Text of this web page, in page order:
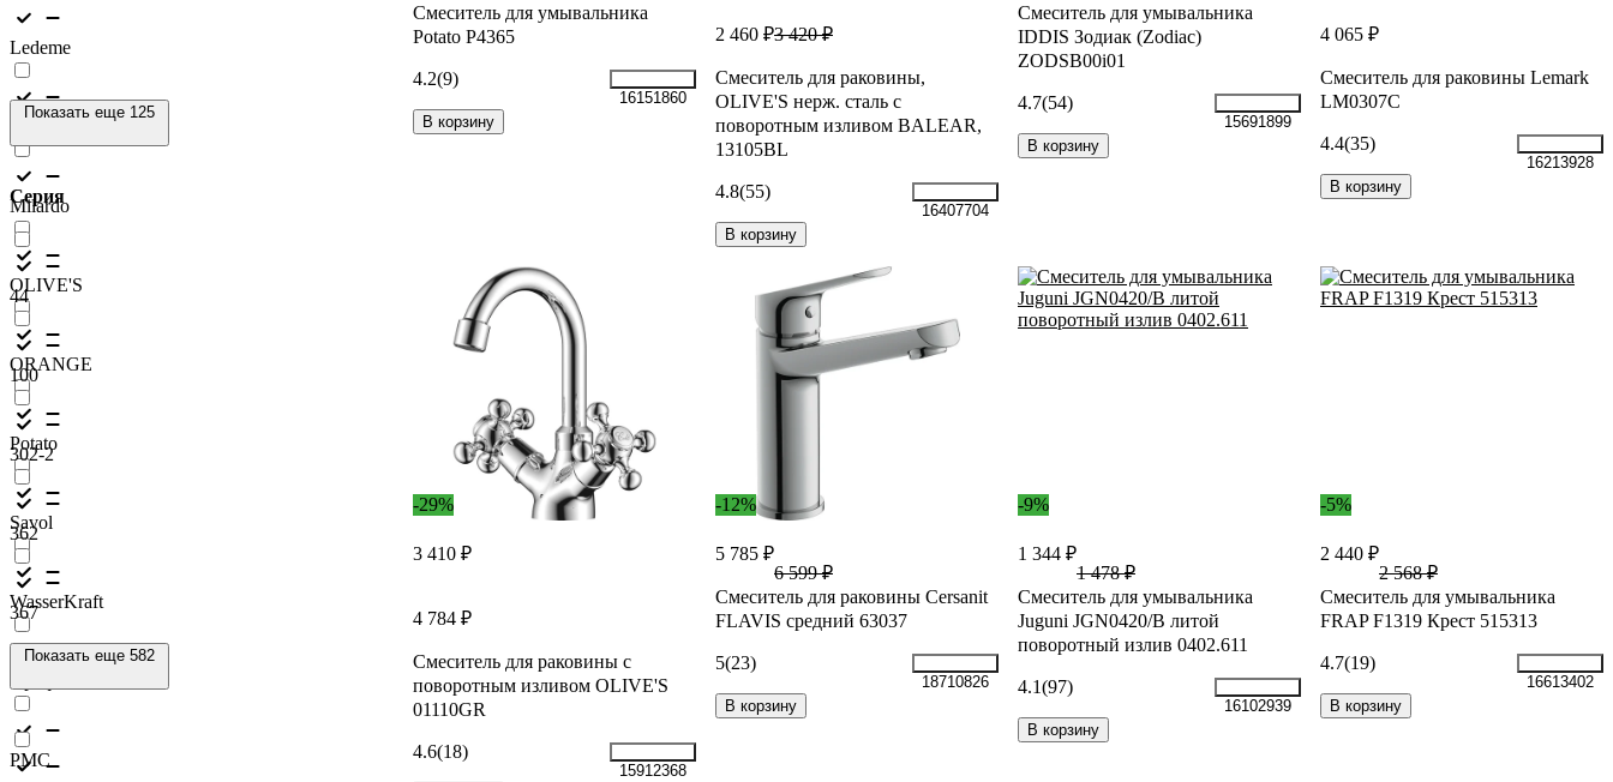
Ledeme
Milardo
OLIVE'S
ORANGE
Potato
Savol
WasserKraft
РМС
Показать еще 125
Серия
44
100
302-2
362
367
Показать еще 582
Смеситель для умывальника
Potato P4365
4.2(9)
16151860
В корзину
2 460 ₽3 420 ₽
Смеситель для раковины,
OLIVE'S нерж. сталь с
поворотным изливом BALEAR,
13105BL
4.8(55)
16407704
В корзину
Смеситель для умывальника
IDDIS Зодиак (Zodiac)
ZODSB00i01
4.7(54)
15691899
В корзину
4 065 ₽
Смеситель для раковины Lemark
LM0307C
4.4(35)
16213928
В корзину
-29%
3 410 ₽
4 784 ₽
Смеситель для раковины с
поворотным изливом OLIVE'S
01110GR
4.6(18)
15912368
-12%
5 785 ₽
6 599 ₽
Смеситель для раковины Cersanit
FLAVIS средний 63037
5(23)
18710826
В корзину
-9%
1 344 ₽
1 478 ₽
Смеситель для умывальника
Juguni JGN0420/В литой
поворотный излив 0402.611
4.1(97)
16102939
В корзину
-5%
2 440 ₽
2 568 ₽
Смеситель для умывальника
FRAP F1319 Крест 515313
4.7(19)
16613402
В корзину